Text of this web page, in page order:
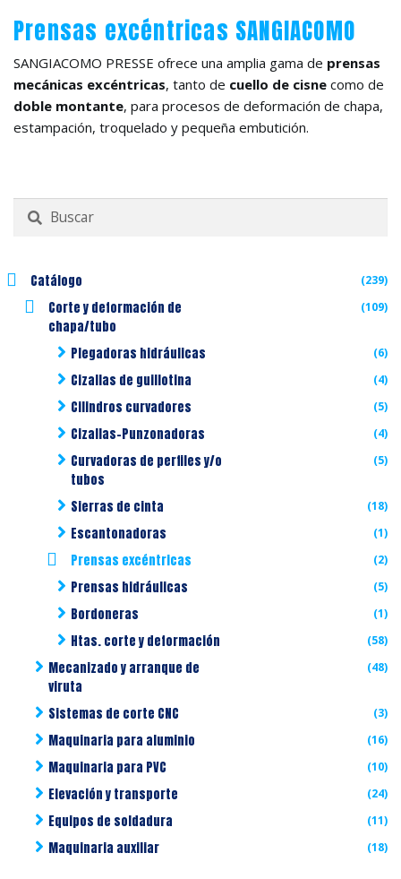
Prensas excéntricas SANGIACOMO
SANGIACOMO PRESSE ofrece una amplia gama de prensas
mecánicas excéntricas, tanto de cuello de cisne como de
doble montante, para procesos de deformación de chapa,
estampación, troquelado y pequeña embutición.
Buscar
por:
Catálogo (239)
Corte y deformación de
chapa/tubo
(109)
Plegadoras hidráulicas (6)
Cizallas de guillotina (4)
Cilindros curvadores (5)
Cizallas-Punzonadoras (4)
Curvadoras de perfiles y/o
tubos
(5)
Sierras de cinta (18)
Escantonadoras (1)
Prensas excéntricas (2)
Prensas hidráulicas (5)
Bordoneras (1)
Htas. corte y deformación (58)
Mecanizado y arranque de
viruta
(48)
Sistemas de corte CNC (3)
Maquinaria para aluminio (16)
Maquinaria para PVC (10)
Elevación y transporte (24)
Equipos de soldadura (11)
Maquinaria auxiliar (18)